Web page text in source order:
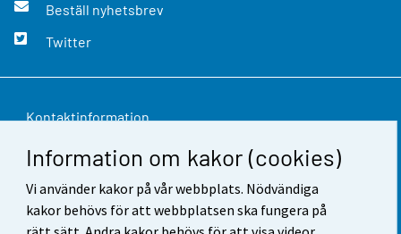
Information om kakor (cookies)
Vi använder kakor på vår webbplats. Nödvändiga
kakor behövs för att webbplatsen ska fungera på
Beställ nyhetsbrev
Twitter
Kontaktinformation
Respons
Användarvillkor
Dataskydd